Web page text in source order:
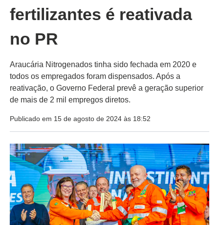
fertilizantes é reativada
no PR
Araucária Nitrogenados tinha sido fechada em 2020 e
todos os empregados foram dispensados. Após a
reativação, o Governo Federal prevê a geração superior
de mais de 2 mil empregos diretos.
Publicado em 15 de agosto de 2024 às 18:52